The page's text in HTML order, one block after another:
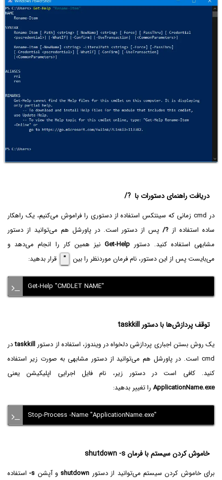
دریافت راهنمای دستورات با /?
در cmd زمانی که سینتکس استفاده از دستوری را فراموش می‌کنیم، یک راهکار
ساده استفاده از /?پس از دستور است. در پاورشل هم می‌توانید از دستور
مشابهی استفاده کنید. دستور Get-Helpنیز همین کار را انجام می‌دهد و
می‌بایست پس از این دستور، نام فرمان موردنظر را بین
" قرار بدهید:
Get-Help "CMDLET NAME"
توقف پردازش‌ها با دستور taskkill
یک روش بستن اجباری پردازشی دلخواه در ویندوز، استفاده از دستورtaskkillدر
cmd است. در پاورشل هم می‌توانید از دستور مشابهی به صورت زیر استفاده
کنید. کافی است در دستور زیر، نام فایل اجرایی اپلیکیشن یعنی
ApplicationName.exe را تغییر بدهید:
Stop-Process -Name "ApplicationName.exe"
خاموش کردن سیستم با فرمان shutdown -s
برای خاموش کردن سیستم می‌توانید از دستور shutdownو آپشن -sاستفاده